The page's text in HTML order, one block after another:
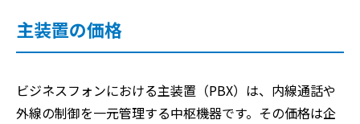
主装置の価格
ビジネスフォンにおける主装置（PBX）は、内線通話や
外線の制御を一元管理する中枢機器です。その価格は企